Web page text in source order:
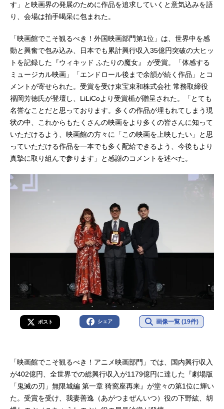
す」と映画界の発展のために作品を追求していくと意気込みを語
り、会場は拍手喝采に包まれた。
「映画館でこそ観るべき！外国映画部門第1位」は、世界中を感
動と興奮で包み込み、日本でも累計興行収入35億円突破の大ヒッ
トを記録した『ウィキッド ふたりの魔女』 が受賞。「体感する
ミュージカル映画」「エンドロール後まで余韻が続く作品」とコ
メントが寄せられた。受賞を受け東宝東和株式会社 常務取締役
福岡芳徳氏が登壇し、LiLiCoより受賞楯が贈呈された。「とても
名誉なことだと思っております。多くの作品が埋もれてしまう現
状の中、これからもたくさんの映画をより多くの皆さんに知って
いただけるよう、映画館の方々に「この映画を上映したい」と思
っていただける作品を一本でも多く配給できるよう、今後もより
真摯に取り組んで参ります」と感謝のコメントを述べた。
ポスト シェア 画像一覧 (19件)
「映画館でこそ観るべき！アニメ映画部門」では、国内興行収入
が402億円、全世界での総興行収入が1179億円に達した『劇場版
「鬼滅の刃」無限城編 第一章 猗窩座再来』が堂々の第1位に輝い
た。受賞を受け、我妻善逸（あがつまぜんいつ）役の下野紘、胡